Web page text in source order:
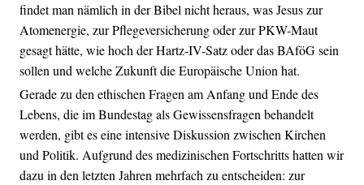
findet man nämlich in der Bibel nicht heraus, was Jesus zur
Atomenergie, zur Pflegeversicherung oder zur PKW-Maut
gesagt hätte, wie hoch der Hartz-IV-Satz oder das BAföG sein
sollen und welche Zukunft die Europäische Union hat.
Gerade zu den ethischen Fragen am Anfang und Ende des
Lebens, die im Bundestag als Gewissensfragen behandelt
werden, gibt es eine intensive Diskussion zwischen Kirchen
und Politik. Aufgrund des medizinischen Fortschritts hatten wir
dazu in den letzten Jahren mehrfach zu entscheiden: zur